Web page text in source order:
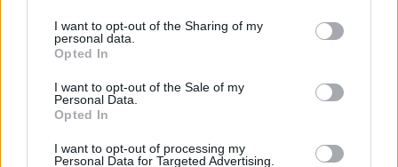
I want to opt-out of the Sharing of my
personal data.
Opted In
I want to opt-out of the Sale of my
Personal Data.
Opted In
I want to opt-out of processing my
Personal Data for Targeted Advertising.
Scarica riepilogo
stagionale